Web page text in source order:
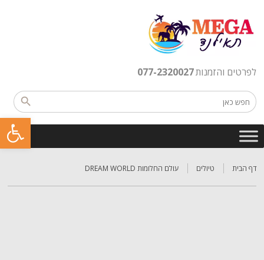
פתח סרגל נגישות
לפרטים והזמנות077-2320027
דף הבית טיולים עולם החלומות DREAM WORLD